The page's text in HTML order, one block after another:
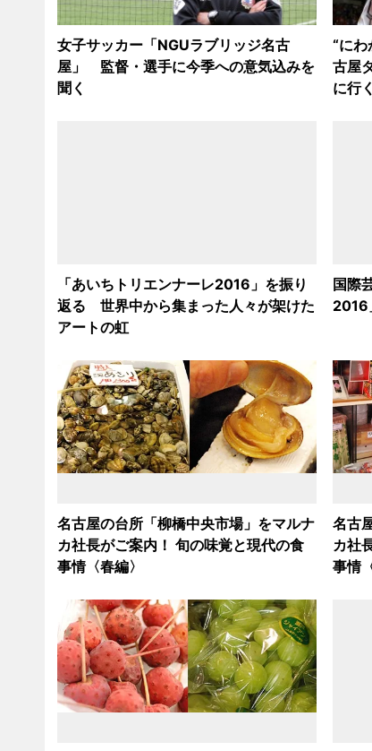
女子サッカー「NGUラブリッジ名古
屋」 監督・選手に今季への意気込みを
聞く
“に
古屋
に行
「あいちトリエンナーレ2016」を振り
返る 世界中から集まった人々が架けた
アートの虹
国際
2016
名古屋の台所「柳橋中央市場」をマルナ
カ社長がご案内！ 旬の味覚と現代の食
事情〈春編〉
名古
カ社
事情